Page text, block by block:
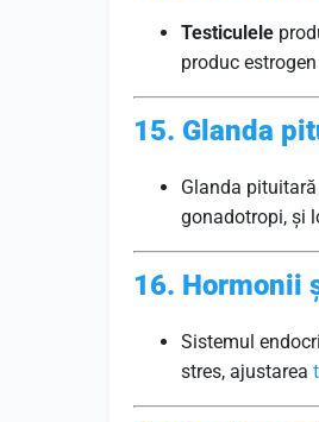
Testiculele
produc
15. Glanda
Glanda
gonadotropi, și
16. Hormonii
Sistemul
stres, ajustarea